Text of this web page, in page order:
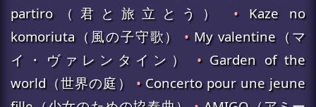
partiro（君と旅立とう） •Kaze no
komoriuta（風の子守歌） •My valentine（マ
イ・ヴァレンタイン） •Garden of the
world（世界の庭） •Concerto pour une jeune